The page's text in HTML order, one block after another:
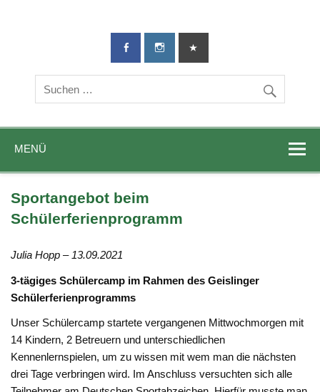
TG-Geislingen
DIE Sportadresse in Geislingen!
MENÜ
Sportangebot beim
Schülerferienprogramm
Julia Hopp – 13.09.2021
3-tägiges Schülercamp im Rahmen des Geislinger
Schülerferienprogramms
Unser Schülercamp startete vergangenen Mittwochmorgen mit
14 Kindern, 2 Betreuern und unterschiedlichen
Kennenlernspielen, um zu wissen mit wem man die nächsten
drei Tage verbringen wird. Im Anschluss versuchten sich alle